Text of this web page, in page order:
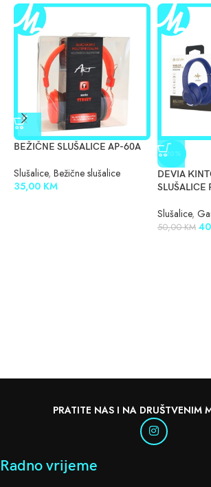
BEŽIČNE SLUŠALICE AP-60A
Slušalice, Bežične slušalice
35,00 KM
-20%
DEVIA
SLUŠALICE
Slušalice,
50,00KM
PRATITE NAS I NA DRUŠTVENIM
Radno vrijeme